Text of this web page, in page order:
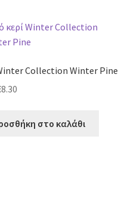
Collection Winter Pine
8.30
στο καλάθι